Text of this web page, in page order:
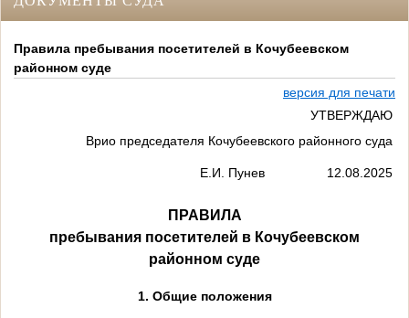
Правила пребывания посетителей в Кочубеевском
районном суде
версия для печати
УТВЕРЖДАЮ
Врио председателя Кочубеевского районного суда
Е.И. Пунев 12.08.2025
ПРАВИЛА
пребывания посетителей в Кочубеевском
районном суде
1. Общие положения